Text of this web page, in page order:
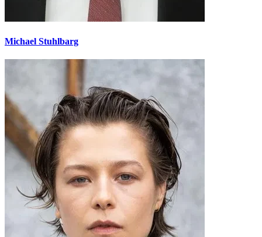
Michael Stuhlbarg